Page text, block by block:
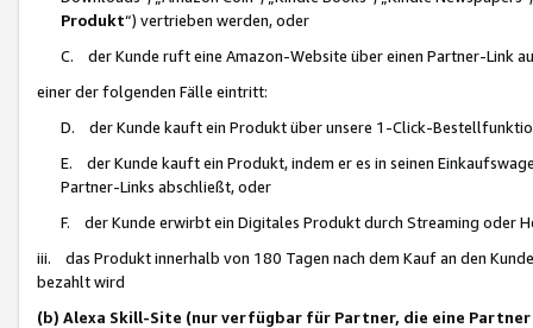
Produkt“) vertrieben werden, oder
C. der Kunde ruft eine Amazon-Website über einen Partner-Link
einer der folgenden Fälle eintritt:
D. der Kunde kauft ein Produkt über unsere 1-Click-
E. der Kunde kauft ein Produkt, indem er es in seinen
Partner-Links abschließt, oder
F. der Kunde erwirbt ein Digitales Produkt durch Streaming oder
iii. das Produkt innerhalb von 180 Tagen nach dem Kauf an den
bezahlt wird
(b) Alexa Skill-Site (nur verfügbar für Partner, die eine